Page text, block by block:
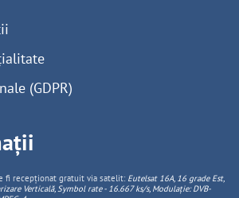
(GDPR)
fi recepționat gratuit via satelit: Eutelsat 16A, 16 grade Est,
Verticală, Symbol rate - 16.667 ks/s, Modulație: DVB-